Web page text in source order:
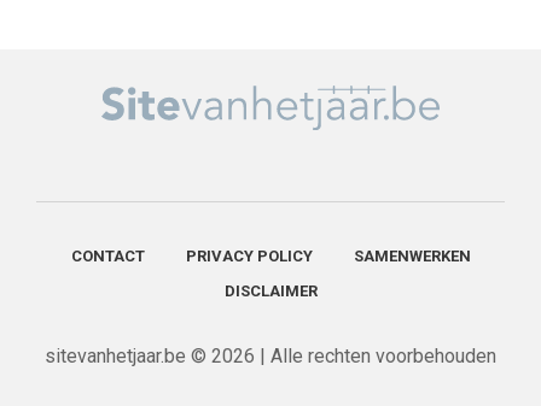
CONTACT PRIVACY POLICY
SAMENWERKEN
DISCLAIMER
sitevanhetjaar.be © 2026 | Alle rechten voorbehouden